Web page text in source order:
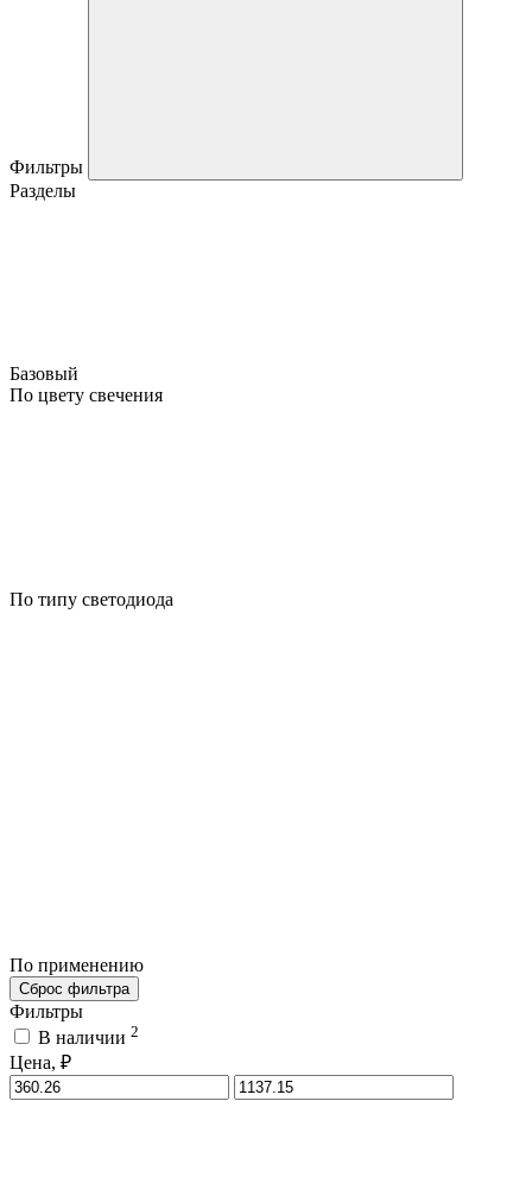
Фильтры
Разделы
Базовый
По цвету свечения
По типу светодиода
По применению
Сброс фильтра
Фильтры
В наличии 2
Цена, ₽